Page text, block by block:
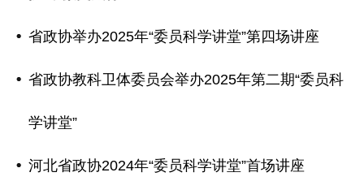
省政协举办2025年“委员科学讲堂”第四场讲座
省政协教科卫体委员会举办2025年第二期“委员科
学讲堂”
河北省政协2024年“委员科学讲堂”首场讲座